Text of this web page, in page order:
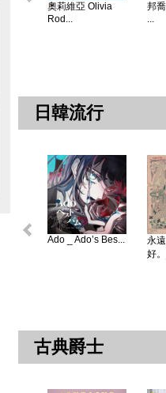
奧莉維亞 Olivia
Rod...
邦
...
日韓流行
Ado _ Ado’s Bes...
永
好
古典爵士